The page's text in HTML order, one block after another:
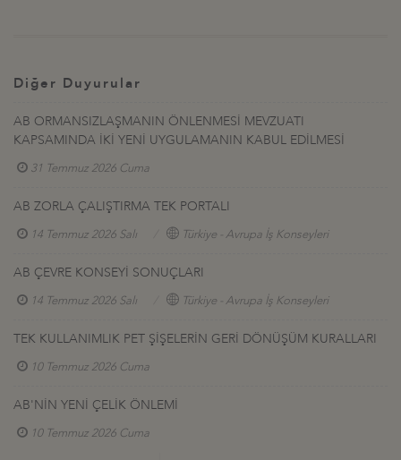
Diğer Duyurular
AB ORMANSIZLAŞMANIN ÖNLENMESİ MEVZUATI
KAPSAMINDA İKİ YENİ UYGULAMANIN KABUL EDİLMESİ
31 Temmuz 2026 Cuma
AB ZORLA ÇALIŞTIRMA TEK PORTALI
14 Temmuz 2026 Salı Türkiye - Avrupa İş Konseyleri
AB ÇEVRE KONSEYİ SONUÇLARI
14 Temmuz 2026 Salı Türkiye - Avrupa İş Konseyleri
TEK KULLANIMLIK PET ŞİŞELERİN GERİ DÖNÜŞÜM KURALLARI
10 Temmuz 2026 Cuma
AB'NİN YENİ ÇELİK ÖNLEMİ
10 Temmuz 2026 Cuma